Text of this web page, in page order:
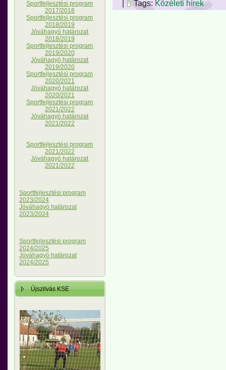
Sportfejlesztési program
2017/2018
Sportfejlesztési program
2018/2019
Jóváhagyó határozat
2018/2019
Sportfejlesztési program
2019/2020
Jóváhagyó határozat
2019/2020
Sportfejlesztési program
2020/2021
Jóváhagyó határozat
2020/2021
Sportfejlesztési program
2021/2022
Jóváhagyó határozat
2021/2022
Sportfejlesztési program
2021/2022
Jóváhagyó határozat
2021/2022
Sportfejlesztési program
2023/2024
Jóváhagyó határozat
2023/2024
Sportfejlesztési program
2024/2025
Jóváhagyó határozat
2024/2025
Újszilvás KSE
|
Tags: Közéleti hírek